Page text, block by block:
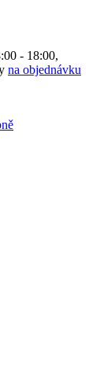
- 18:00,
na objednávku